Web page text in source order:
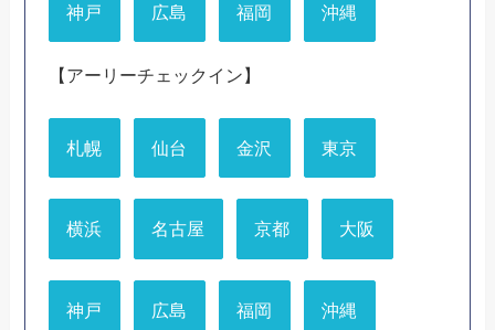
神戸 広島 福岡 沖縄
【アーリーチェックイン】
札幌 仙台 金沢 東京
横浜 名古屋 京都 大阪
神戸 広島 福岡 沖縄